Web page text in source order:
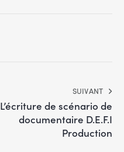
SUIVANT
L’écriture de scénario de
documentaire D.E.F.I
Production